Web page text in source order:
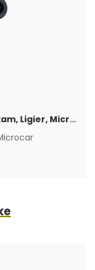
Etujarrusatulan liukutappisarja Aixam, Ligier, Microcar & Chatenet